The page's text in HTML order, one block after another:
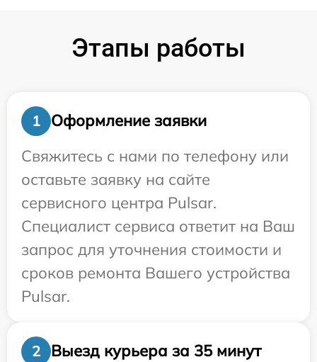
Этапы работы
1
Оформление заявки
Свяжитесь с нами по телефону или
оставьте заявку на сайте
сервисного центра Pulsar.
Специалист сервиса ответит на Ваш
запрос для уточнения стоимости и
сроков ремонта Вашего устройства
Pulsar.
2
Выезд курьера за 35 минут